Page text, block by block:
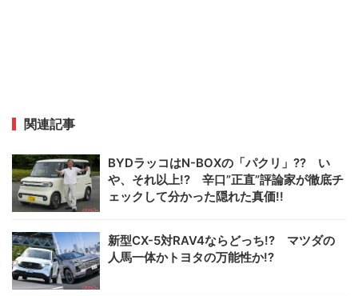
関連記事
BYDラッコはN-BOXの「パクリ」?? い
や、それ以上!? 辛口”正直”評論家が徹底チ
ェックして分かった隠れた真価!!
新型CX-5対RAV4ならどっち!? マツダの
人馬一体かトヨタの万能性か!?